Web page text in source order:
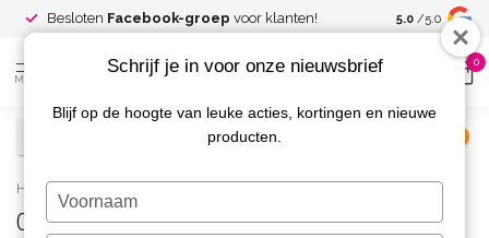
Besloten Facebook-groep voor klanten! Spaar voor
kortingen
5.0 /5.0
MENU
0
Home / 04 Opal Cat Eye Gelpolish
04 Opal Cat Eye Gelpolish
Schrijf je in voor onze nieuwsbrief
Blijf op de hoogte van leuke acties, kortingen en nieuwe
producten.
Typ
je